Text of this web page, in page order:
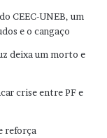
CEEC-UNEB, um
e o cangaço
deixa um morto e
crise entre PF e
reforça